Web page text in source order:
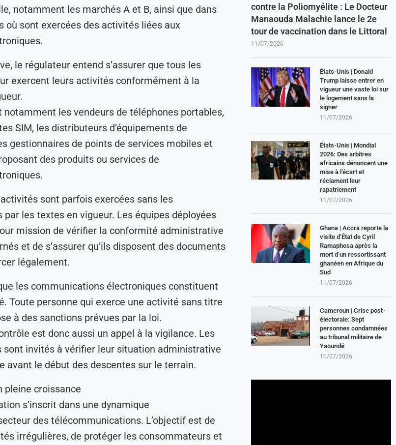
notamment les marchés A et B, ainsi que dans
où sont exercées des activités liées aux
le régulateur entend s’assurer que tous les
exercent leurs activités conformément à la
notamment les vendeurs de téléphones portables,
SIM, les distributeurs d’équipements de
gestionnaires de points de services mobiles et
des produits ou services de
activités sont parfois exercées sans les
les textes en vigueur. Les équipes déployées
mission de vérifier la conformité administrative
et de s’assurer qu’ils disposent des documents
légalement.
les communications électroniques constituent
Toute personne qui exerce une activité sans titre
à des sanctions prévues par la loi.
est donc aussi un appel à la vigilance. Les
sont invités à vérifier leur situation administrative
avant le début des descentes sur le terrain.
pleine croissance
s’inscrit dans une dynamique
des télécommunications. L’objectif est de
irrégulières, de protéger les consommateurs et
contre la Poliomyélite : Le Docteur
Manaouda Malachie lance le 2e
tour de vaccination dans le Littoral
11/07/2026
États-Unis | Donald
Trump laisse entrer en
vigueur une vaste loi sur
le logement sans la
signer
11/07/2026
États-Unis | Mondial
2026: Des arbitres
africains dénoncent une
mise à l’écart et
réclament leur
rapatriement
11/07/2026
Ghana | Accra reporte la
visite d’État de Cyril
Ramaphosa après la
mort d’un ressortissant
ghanéen en Afrique du
Sud
11/07/2026
Cameroun | Crise post-
électorale: Sept
personnes condamnées
au tribunal militaire de
Yaoundé
10/07/2026